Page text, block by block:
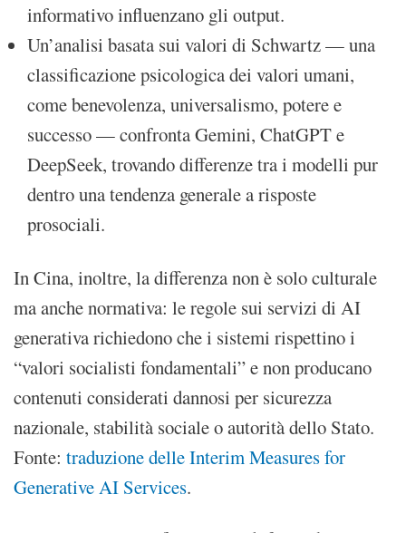
informativo influenzano gli output.
Un’analisi basata sui valori di Schwartz — una
classificazione psicologica dei valori umani,
come benevolenza, universalismo, potere e
successo — confronta Gemini, ChatGPT e
DeepSeek, trovando differenze tra i modelli pur
dentro una tendenza generale a risposte
prosociali.
In Cina, inoltre, la differenza non è solo culturale
ma anche normativa: le regole sui servizi di AI
generativa richiedono che i sistemi rispettino i
“valori socialisti fondamentali” e non producano
contenuti considerati dannosi per sicurezza
nazionale, stabilità sociale o autorità dello Stato.
Fonte: traduzione delle Interim Measures for
Generative AI Services.